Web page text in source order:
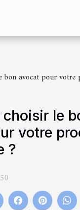
bon avocat pour votre
choisir le
votre
?